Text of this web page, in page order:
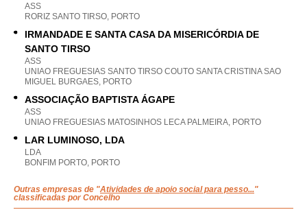
ASS
RORIZ SANTO TIRSO, PORTO
IRMANDADE E SANTA CASA DA MISERICÓRDIA DE
SANTO TIRSO
ASS
UNIAO FREGUESIAS SANTO TIRSO COUTO SANTA CRISTINA SAO
MIGUEL BURGAES, PORTO
ASSOCIAÇÃO BAPTISTA ÁGAPE
ASS
UNIAO FREGUESIAS MATOSINHOS LECA PALMEIRA, PORTO
LAR LUMINOSO, LDA
LDA
BONFIM PORTO, PORTO
Outras empresas de "Atividades de apoio social para pesso..."
classificadas por Concelho